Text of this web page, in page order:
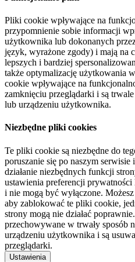
Pliki cookie wpływające na
przypomnienie sobie informacji
użytkownika lub dokonanych
język, wyrażone zgody) i mają na
lepszych i bardziej
także optymalizację użytkowania
cookie wpływające na
zamknięciu przeglądarki i są
lub urządzeniu użytkownika.
Niezbędne pliki cookies
Te pliki cookie są niezbędne do
poruszanie się po naszym
działanie niezbędnych funkcji
ustawienia preferencji
i nie mogą być wyłączone.
aby zablokować te pliki cookie,
strony mogą nie działać
przechowywane w trwały sposób
urządzeniu użytkownika i są
przeglądarki.
Ustawienia